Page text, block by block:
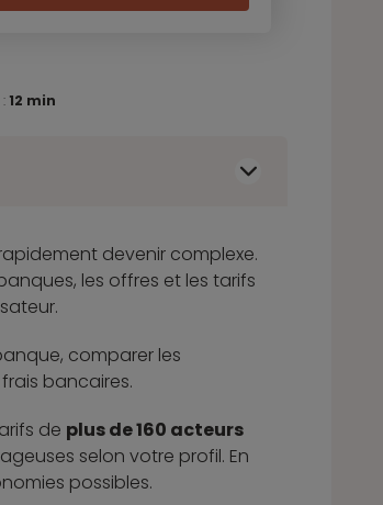
12 min
devenir complexe.
les offres et les tarifs
comparer les
bancaires.
de plus de 160 acteurs
selon votre profil. En
possibles.